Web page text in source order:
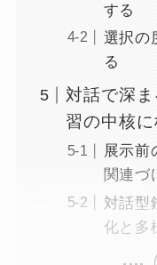
する
選択の
る
対話で深
習の中核に
展示前
関連づ
対話型
化と多